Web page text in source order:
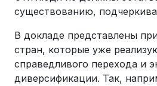
существованию,
В докладе представлены
стран, которые уже
справедливого перехода и
диверсификации. Так,